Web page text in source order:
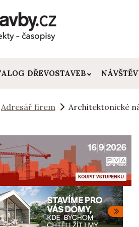
DŘEVOSTAVEB
Adresář firem Architektonické